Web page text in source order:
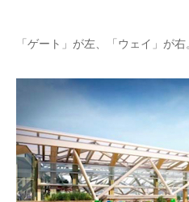
企業向けIT製品の総合サイト
IT製品の技術・比較・事例
製造業のIT導入・活用を支援
「ゲート」が左、「ウェイ」が